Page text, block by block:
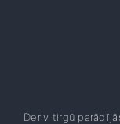
Deriv tirgū